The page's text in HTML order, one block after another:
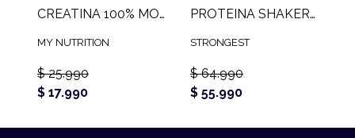
CREATINA 100% MONOHIDRATADA MY NUTRITION (300 GR)
MY NUTRITION
$ 25.990
$ 17.990
PROTEINA SHAKER PROTEIN STRONGEST (2 KG)
STRONGEST
$ 64.990
$ 55.990